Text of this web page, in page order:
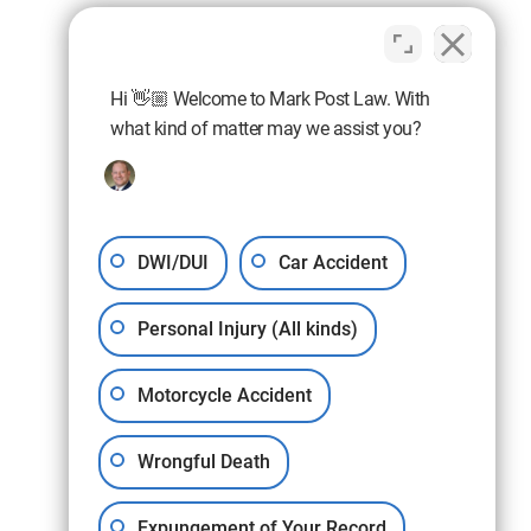
Hi 👋🏼 Welcome to Mark Post Law. With
what kind of matter may we assist you?
DWI/DUI Car Accident
Personal Injury (All kinds)
Motorcycle Accident
Wrongful Death